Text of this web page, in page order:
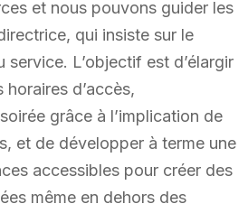
et nous pouvons guider les
qui insiste sur le
service. L’objectif est d’élargir
d’accès,
grâce à l’implication de
et de développer à terme une
accessibles pour créer des
même en dehors des